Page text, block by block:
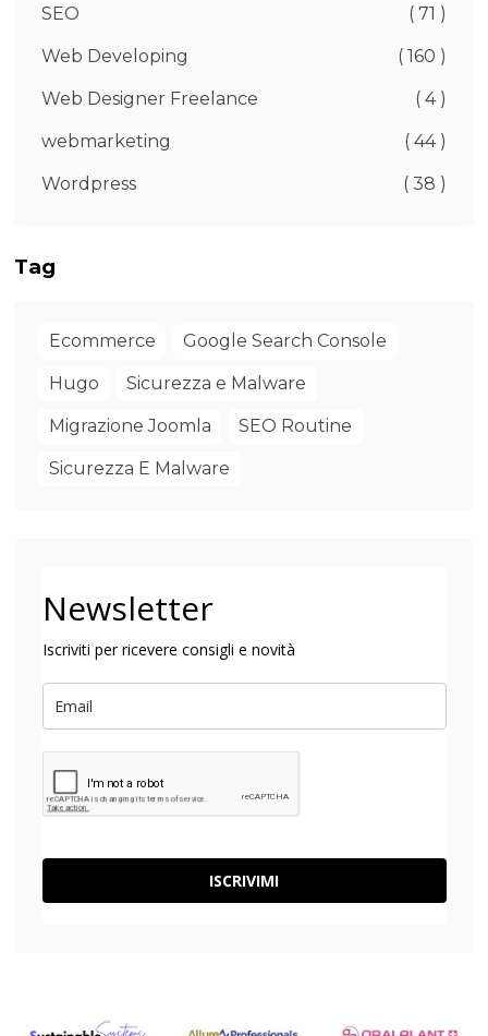
SEO ( 71 )
Web Developing ( 160 )
Web Designer Freelance ( 4 )
webmarketing ( 44 )
Wordpress ( 38 )
Tag
Ecommerce Google Search Console
Hugo Sicurezza e Malware
Migrazione Joomla SEO Routine
Sicurezza E Malware
Newsletter
Iscriviti per ricevere consigli e novità
ISCRIVIMI